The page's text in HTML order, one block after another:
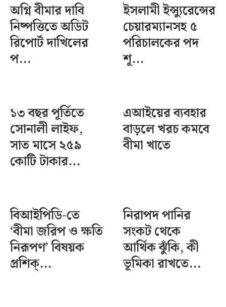
অগ্নি বীমার দাবি
নিষ্পত্তিতে অডিট
রিপোর্ট দাখিলের
প...
ইসলামী ইন্স্যুরেন্সের
চেয়ারম্যানসহ ৫
পরিচালকের পদ
শূ...
১৩ বছর পূর্তিতে
সোনালী লাইফ,
সাত মাসে ২৫৯
কোটি টাকার...
এআইয়ের ব্যবহার
বাড়লে খরচ কমবে
বীমা খাতে
বিআইপিডি-তে
‘বীমা জরিপ ও ক্ষতি
নিরূপণ’ বিষয়ক
প্রশিক্...
নিরাপদ পানির
সংকট থেকে
আর্থিক ঝুঁকি, কী
ভূমিকা রাখতে...